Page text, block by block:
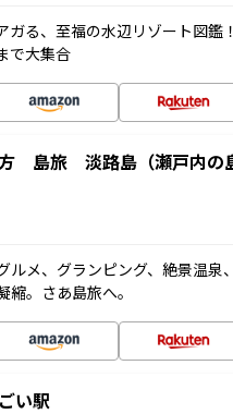
ガる、至福の水辺リゾート図
で大集合
島旅 淡路島（瀬戸内の
メ、グランピング、絶景温泉
。さあ島旅へ。
い駅